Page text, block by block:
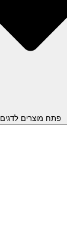
פתח מוצרים לדגים